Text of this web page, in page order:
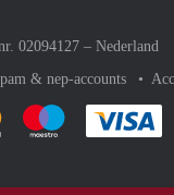
02094127 – Nederland
& nep-accounts
gemakkelijk af met Paypal
Je rekent gemakkelijk af
Je rekent